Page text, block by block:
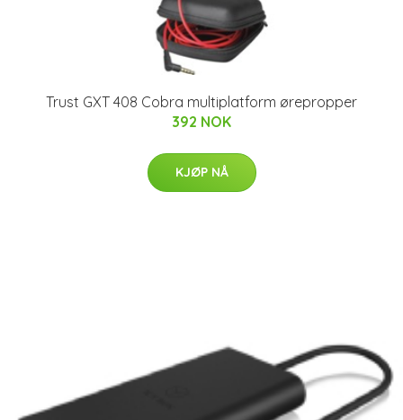
Trust GXT 408 Cobra multiplatform ørepropper
392 NOK
KJØP NÅ